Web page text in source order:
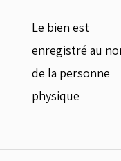
Le bien est
enregistré au
de la personne
physique